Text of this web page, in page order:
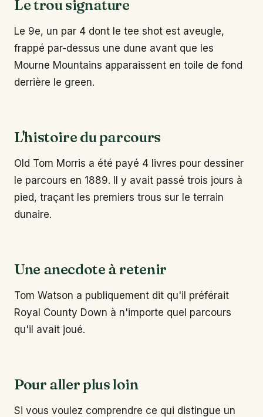
Le trou signature
Le 9e, un par 4 dont le tee shot est aveugle,
frappé par-dessus une dune avant que les
Mourne Mountains apparaissent en toile de fond
derrière le green.
L'histoire du parcours
Old Tom Morris a été payé 4 livres pour dessiner
le parcours en 1889. Il y avait passé trois jours à
pied, traçant les premiers trous sur le terrain
dunaire.
Une anecdote à retenir
Tom Watson a publiquement dit qu'il préférait
Royal County Down à n'importe quel parcours
qu'il avait joué.
Pour aller plus loin
Si vous voulez comprendre ce qui distingue un